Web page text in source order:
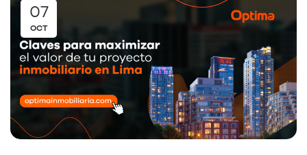
07
OCT